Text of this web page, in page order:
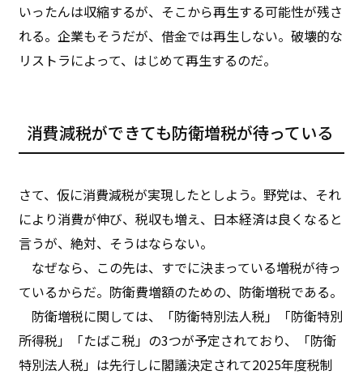
いったんは収縮するが、そこから再生する可能性が残さ
れる。企業もそうだが、借金では再生しない。破壊的な
リストラによって、はじめて再生するのだ。
消費減税ができても防衛増税が待っている
さて、仮に消費減税が実現したとしよう。野党は、それ
により消費が伸び、税収も増え、日本経済は良くなると
言うが、絶対、そうはならない。
なぜなら、この先は、すでに決まっている増税が待っ
ているからだ。防衛費増額のための、防衛増税である。
防衛増税に関しては、「防衛特別法人税」「防衛特別
所得税」「たばこ税」の3つが予定されており、「防衛
特別法人税」は先行しに閣議決定されて2025年度税制